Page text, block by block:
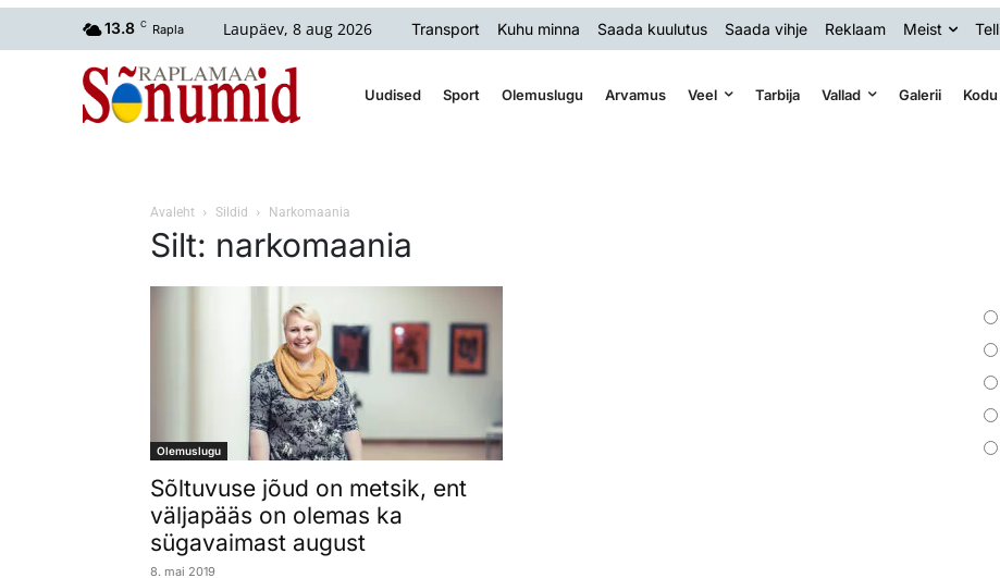
13.8 C Rapla Laupäev, 8 aug 2026 Transport Kuhu minna Saada kuulutus Saada vihje Reklaam Meist
Uudised Sport Olemuslugu Arvamus Veel Tarbija Vallad Galerii
Avaleht Sildid Narkomaania
Silt: narkomaania
Olemuslugu
Sõltuvuse jõud on metsik, ent
väljapääs on olemas ka
sügavaimast august
8. mai 2019